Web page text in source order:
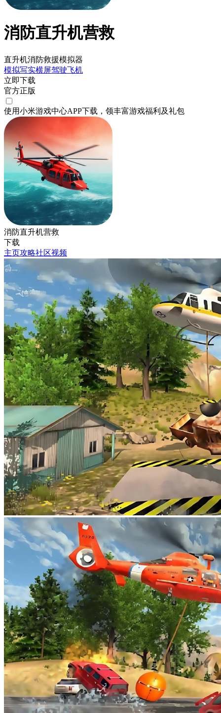
消防直升机营救
直升机消防救援模拟器
模拟写实横屏驾驶飞机
立即下载
官方正版
使用小米游戏中心APP下载 ，领丰富游戏福利 及礼包
消防直升机营救
下载
主页攻略社区视频